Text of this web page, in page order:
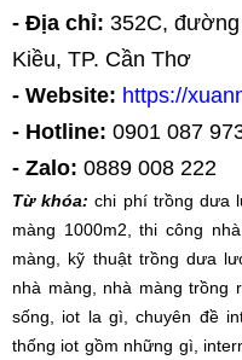
- Địa chỉ: 352C, đường
Kiều, TP. Cần Thơ
- Website: https://
- Hotline: 0901 087
- Zalo: 0889 008 222
Từ khóa: chi phí trồng dưa
màng 1000m2, thi công
màng, kỹ thuật trồng dưa
nhà màng, nhà màng trồng
sống, iot la gì, chuyên đề
thống iot gồm những gì,